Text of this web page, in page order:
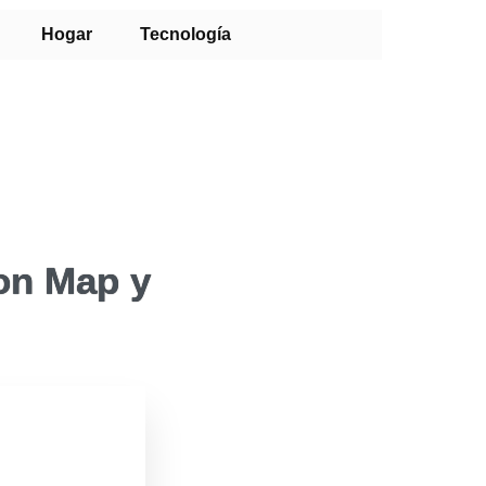
Hogar Tecnología
Map y